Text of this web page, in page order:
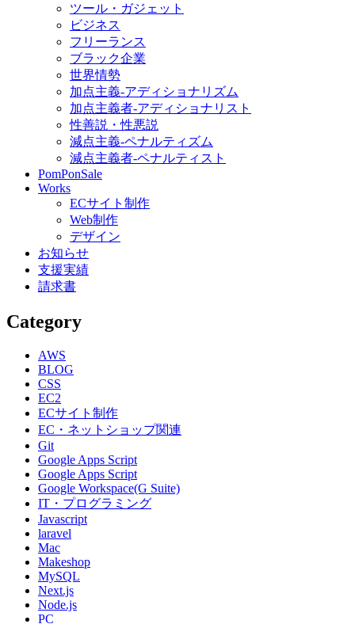
ツール・ガジェット
ビジネス
フリーランス
ブラック企業
世界情勢
加点主義-アディショナリズム
加点主義者-アディショナリスト
性善説・性悪説
減点主義-ペナルティズム
減点主義者-ペナルティスト
PomPonSale
Works
ECサイト制作
Web制作
デザイン
お知らせ
支援実績
請求書
Category
AWS
BLOG
CSS
EC2
ECサイト制作
EC・ネットショップ関連
Git
Google Apps Script
Google Apps Script
Google Workspace(G Suite)
IT・プログラミング
Javascript
laravel
Mac
Makeshop
MySQL
Next.js
Node.js
PC